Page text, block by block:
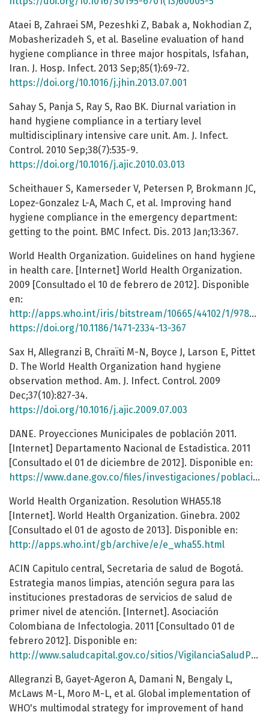
Ataei B, Zahraei SM, Pezeshki Z, Babak a, Nokhodian Z,
Mobasherizadeh S, et al. Baseline evaluation of hand
hygiene compliance in three major hospitals, Isfahan,
Iran. J. Hosp. Infect. 2013 Sep;85(1):69-72.
https://doi.org/10.1016/j.jhin.2013.07.001
Sahay S, Panja S, Ray S, Rao BK. Diurnal variation in
hand hygiene compliance in a tertiary level
multidisciplinary intensive care unit. Am. J. Infect.
Control. 2010 Sep;38(7):535-9.
https://doi.org/10.1016/j.ajic.2010.03.013
Scheithauer S, Kamerseder V, Petersen P, Brokmann JC,
Lopez-Gonzalez L-A, Mach C, et al. Improving hand
hygiene compliance in the emergency department:
getting to the point. BMC Infect. Dis. 2013 Jan;13:367.
World Health Organization. Guidelines on hand hygiene
in health care. [Internet] World Health Organization.
2009 [Consultado el 10 de febrero de 2012]. Disponible
en:
http://apps.who.int/iris/bitstream/10665/44102/1/9789241597906_eng.pdf
https://doi.org/10.1186/1471-2334-13-367
Sax H, Allegranzi B, Chraïti M-N, Boyce J, Larson E, Pittet
D. The World Health Organization hand hygiene
observation method. Am. J. Infect. Control. 2009
Dec;37(10):827-34.
https://doi.org/10.1016/j.ajic.2009.07.003
DANE. Proyecciones Municipales de población 2011.
[Internet] Departamento Nacional de Estadistica. 2011
[Consultado el 01 de diciembre de 2012]. Disponible en:
https://www.dane.gov.co/files/investigaciones/poblacion/proyepobla06_20/MProyeccionesMunicipalesedadsexo.pdf
World Health Organization. Resolution WHA55.18
[Internet]. World Health Organization. Ginebra. 2002
[Consultado el 01 de agosto de 2013]. Disponible en:
http://apps.who.int/gb/archive/e/e_wha55.html
ACIN Capitulo central, Secretaria de salud de Bogotá.
Estrategia manos limpias, atención segura para las
instituciones prestadoras de servicios de salud de
primer nivel de atención. [Internet]. Asociación
Colombiana de Infectologia. 2011 [Consultado 01 de
febrero 2012]. Disponible en:
http://www.saludcapital.gov.co/sitios/VigilanciaSaludPublica/Todo%20IIH/Estrategia%20Distrital%20Manos%20Limpias%20Atencion%20Segura.pdf
Allegranzi B, Gayet-Ageron A, Damani N, Bengaly L,
McLaws M-L, Moro M-L, et al. Global implementation of
WHO's multimodal strategy for improvement of hand